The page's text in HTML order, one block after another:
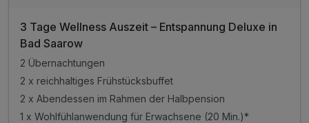
3 Tage Wellness Auszeit – Entspannung Deluxe in
Bad Saarow
2 Übernachtungen
2 x reichhaltiges Frühstücksbuffet
2 x Abendessen im Rahmen der Halbpension
1 x Wohlfühlanwendung für Erwachsene (20 Min.)*